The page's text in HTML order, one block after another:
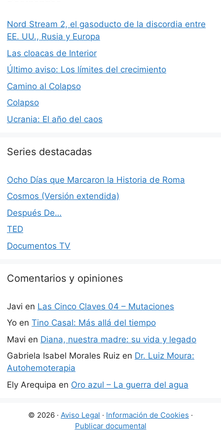
Nord Stream 2, el gasoducto de la discordia entre
EE. UU., Rusia y Europa
Las cloacas de Interior
Último aviso: Los límites del crecimiento
Camino al Colapso
Colapso
Ucrania: El año del caos
Series destacadas
Ocho Días que Marcaron la Historia de Roma
Cosmos (Versión extendida)
Después De…
TED
Documentos TV
Comentarios y opiniones
Javi en Las Cinco Claves 04 – Mutaciones
Yo en Tino Casal: Más allá del tiempo
Mavi en Diana, nuestra madre: su vida y legado
Gabriela Isabel Morales Ruiz en Dr. Luiz Moura:
Autohemoterapia
Ely Arequipa en Oro azul – La guerra del agua
© 2026 · Aviso Legal · Información de Cookies ·
Publicar documental